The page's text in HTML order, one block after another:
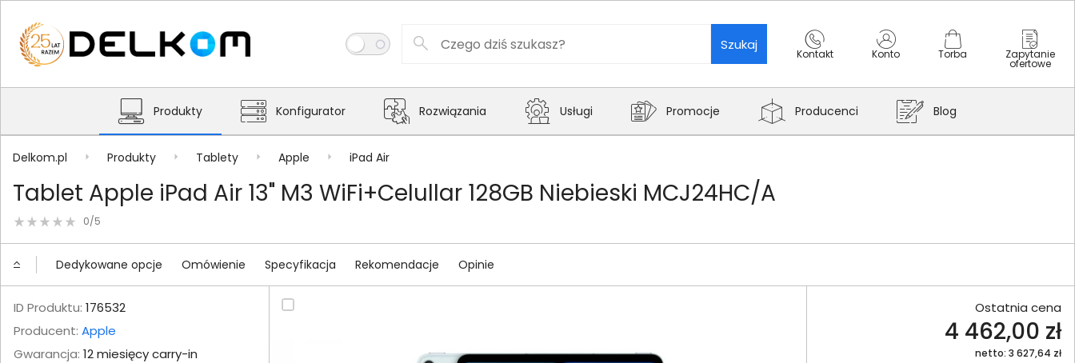
Szukaj
Kontakt Konto Torba Zapytanie
ofertowe
Produkty Konfigurator Rozwiązania Usługi Promocje Producenci Blog
Delkom.pl Produkty Tablety Apple iPad Air
Tablet Apple iPad Air 13" M3 WiFi+Celullar 128GB Niebieski MCJ24HC/A
0/5
Dedykowane opcje Omówienie Specyfikacja Rekomendacje Opinie
ID Produktu: 176532
Producent: Apple
Gwarancja: 12 miesięcy carry-in
Ostatnia cena
4 462,00 zł
netto: 3 627,64 zł